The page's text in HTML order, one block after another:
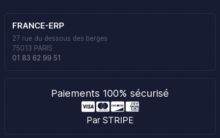
FRANCE-ERP
27 rue du dessous des berges
75013 PARIS
01 83 62 99 51
Paiements 100% sécurisé
Par STRIPE